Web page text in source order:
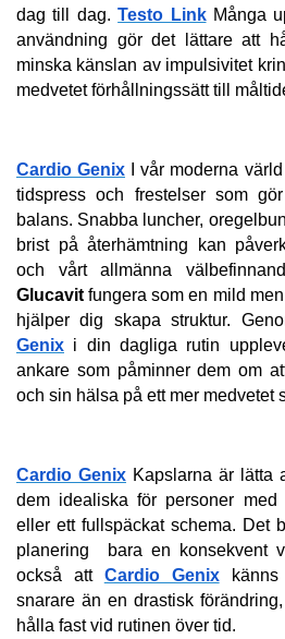
dag till dag. Testo Link Många
användning gör det lättare att
minska känslan av impulsivitet
medvetet förhållningssätt till
Cardio Genix I vår moderna
tidspress och frestelser som
balans. Snabba luncher,
brist på återhämtning kan
och vårt allmänna
Glucavit fungera som en mild
hjälper dig skapa struktur.
Genix i din dagliga rutin
ankare som påminner dem om
och sin hälsa på ett mer medvetet
Cardio Genix Kapslarna är lätta
dem idealiska för personer med
eller ett fullspäckat schema. Det
planering  bara en konsekvent
också att Cardio Genix känns
snarare än en drastisk
hålla fast vid rutinen över tid.